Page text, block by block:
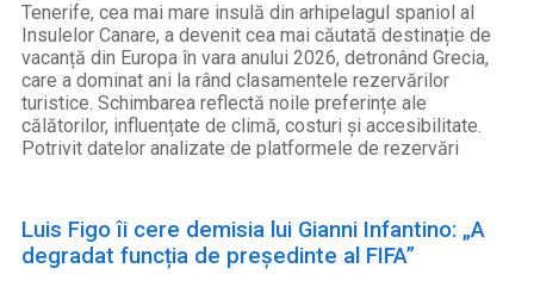
Tenerife, cea mai mare insulă din arhipelagul spaniol al
Insulelor Canare, a devenit cea mai căutată destinație de
vacanță din Europa în vara anului 2026, detronând Grecia,
care a dominat ani la rând clasamentele rezervărilor
turistice. Schimbarea reflectă noile preferințe ale
călătorilor, influențate de climă, costuri și accesibilitate.
Potrivit datelor analizate de platformele de rezervări
Luis Figo îi cere demisia lui Gianni Infantino: „A
degradat funcția de președinte al FIFA”